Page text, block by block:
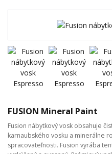
FUSION Mineral Paint
Fusion nábytkový vosk obsahuje
karnaubského vosku a minerálne
spracovateľnosti. Fusion vyrába